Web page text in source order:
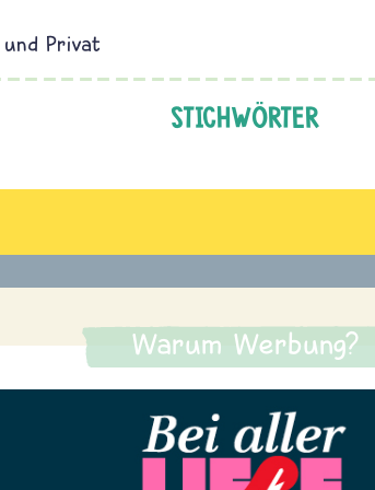
Privat
STICHWÖRTER
Warum Werbung?